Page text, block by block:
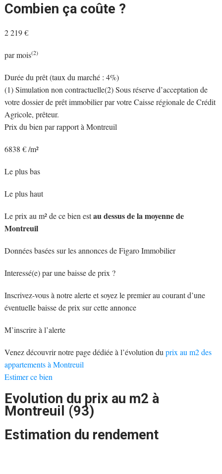
Combien ça coûte ?
2 219 €
par mois(2)
Durée du prêt(taux du marché : 4%)
(1) Simulation non contractuelle(2) Sous réserve d’acceptation de
votre dossier de prêt immobilier par votre Caisse régionale de Crédit
Agricole, prêteur.
Prix du bien par rapport à Montreuil
6838 € /m²
Le plus bas
Le plus haut
Le prix au m² de ce bien estau dessus de la moyenne de
Montreuil
Données basées sur les annonces de Figaro Immobilier
Interessé(e) par une baisse de prix ?
Inscrivez-vous à notre alerte et soyez le premier au courant d’une
éventuelle baisse de prix sur cette annonce
M’inscrire à l’alerte
Venez découvrir notre page dédiée à l’évolution duprix au m2 des
appartements à Montreuil
Estimer ce bien
Evolution du prix au m2 à
Montreuil (93)
Estimation du rendement